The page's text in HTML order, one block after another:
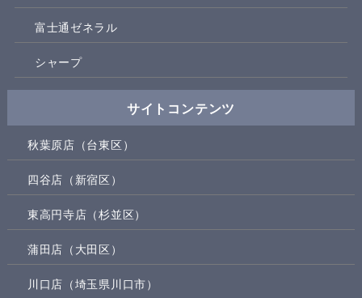
富士通ゼネラル
シャープ
サイトコンテンツ
秋葉原店（台東区）
四谷店（新宿区）
東高円寺店（杉並区）
蒲田店（大田区）
川口店（埼玉県川口市）